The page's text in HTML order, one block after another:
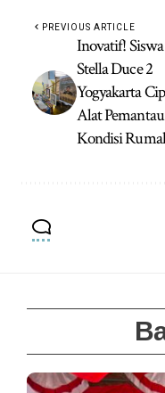
PREVIOUS ARTICLE
Inovatif!
Stella Duce 2
Yogyakarta
Alat Pemantau
Kondisi